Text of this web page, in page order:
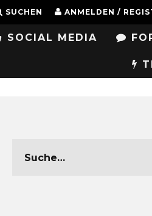
SUCHEN ANMELDEN /
SOCIAL MEDIA